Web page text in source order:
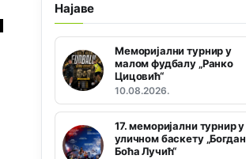
Најаве
Меморијални турнир у
малом фудбалу „Ранко
Цицовић“
10.08.2026.
17. меморијални турнир у
уличном баскету „Богдан
Боћа Лучић“